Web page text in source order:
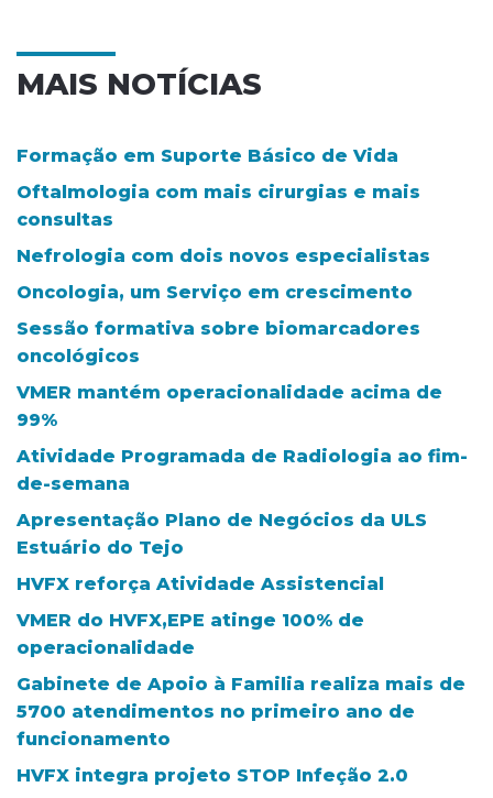
MAIS NOTÍCIAS
Formação em Suporte Básico de Vida
Oftalmologia com mais cirurgias e mais
consultas
Nefrologia com dois novos especialistas
Oncologia, um Serviço em crescimento
Sessão formativa sobre biomarcadores
oncológicos
VMER mantém operacionalidade acima de
99%
Atividade Programada de Radiologia ao fim-
de-semana
Apresentação Plano de Negócios da ULS
Estuário do Tejo
HVFX reforça Atividade Assistencial
VMER do HVFX,EPE atinge 100% de
operacionalidade
Gabinete de Apoio à Familia realiza mais de
5700 atendimentos no primeiro ano de
funcionamento
HVFX integra projeto STOP Infeção 2.0